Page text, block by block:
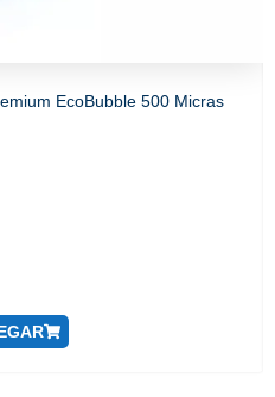
EcoBubble 500 Micras